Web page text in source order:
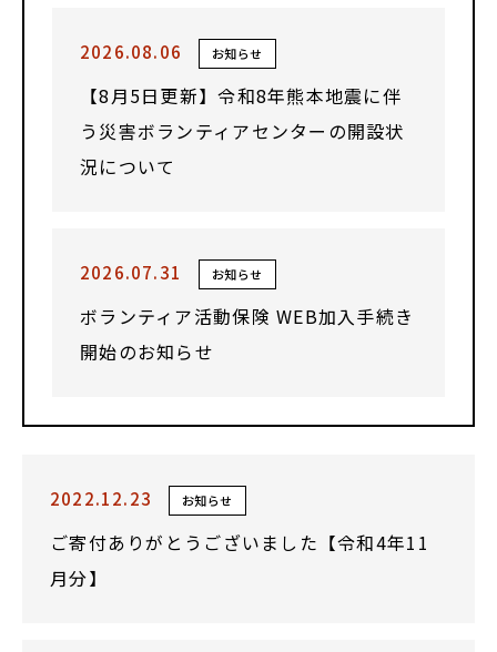
2026.08.06 お知らせ
【8月5日更新】令和8年熊本地震に伴
う災害ボランティアセンターの開設状
況について
2026.07.31 お知らせ
ボランティア活動保険 WEB加入手続き
開始のお知らせ
2022.12.23 お知らせ
ご寄付ありがとうございました【令和4年11
月分】